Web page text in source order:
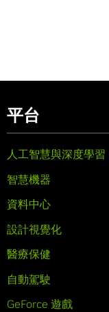
平台
人工智慧與深度學習
智慧機器
資料中心
設計視覺化
醫療保健
自動駕駛
GeForce 遊戲